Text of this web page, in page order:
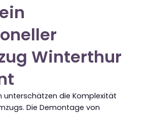
Winterthur
unterschätzen die Komplexität
Die Demontage von